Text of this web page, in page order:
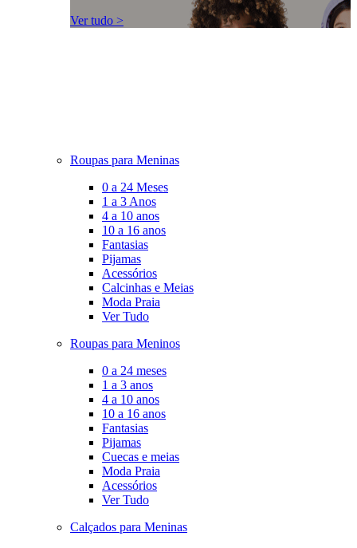
Ver tudo >
Roupas para Meninas
0 a 24 Meses
1 a 3 Anos
4 a 10 anos
10 a 16 anos
Fantasias
Pijamas
Acessórios
Calcinhas e Meias
Moda Praia
Ver Tudo
Roupas para Meninos
0 a 24 meses
1 a 3 anos
4 a 10 anos
10 a 16 anos
Fantasias
Pijamas
Cuecas e meias
Moda Praia
Acessórios
Ver Tudo
Calçados para Meninas